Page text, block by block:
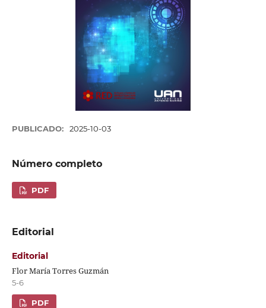
PUBLICADO: 2025-10-03
Número completo
PDF
Editorial
Editorial
Flor María Torres Guzmán
5-6
PDF